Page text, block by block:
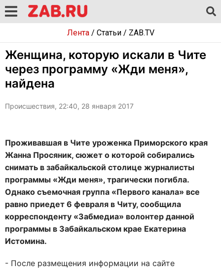
Лента/ Статьи/ ZAB.TV
Женщина, которую искали в Чите
через программу «Жди меня»,
найдена
Происшествия, 22:40, 28 января 2017
Проживавшая в Чите уроженка Приморского края
Жанна Просяник, сюжет о которой собирались
снимать в забайкальской столице журналисты
программы «Жди меня», трагически погибла.
Однако съемочная группа «Первого канала» все
равно приедет 6 февраля в Читу, сообщила
корреспонденту «Забмедиа» волонтер данной
программы в Забайкальском крае Екатерина
Истомина.
- После размещения информации на сайте